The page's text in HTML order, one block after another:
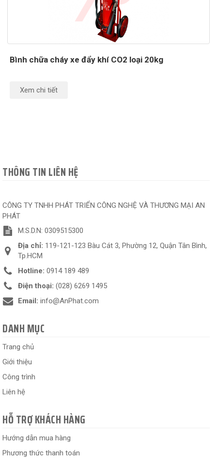
Bình chữa cháy xe đẩy khí CO2 loại 20kg
Xem chi tiết
THÔNG TIN LIÊN HỆ
CÔNG TY TNHH PHÁT TRIỂN CÔNG NGHỆ VÀ THƯƠNG MẠI AN
PHÁT
M.S.D.N: 0309515300
Địa chỉ: 119-121-123 Bàu Cát 3, Phường 12, Quận Tân Bình,
Tp.HCM
Hotline: 0914 189 489
Điện thoại: (028) 6269 1495
Email: info@AnPhat.com
DANH MỤC
Trang chủ
Giới thiệu
Công trình
Liên hệ
HỖ TRỢ KHÁCH HÀNG
Hướng dẫn mua hàng
Phương thức thanh toán